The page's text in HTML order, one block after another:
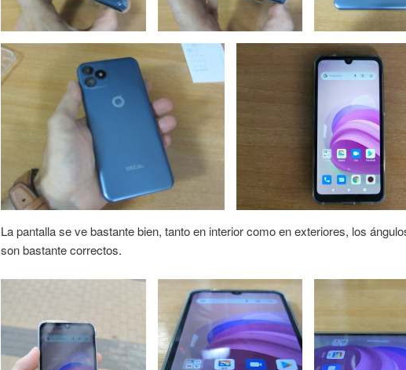
La pantalla se ve bastante bien, tanto en interior como en exteriores, los
son bastante correctos.